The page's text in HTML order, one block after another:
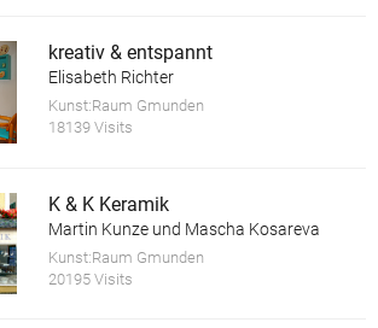
kreativ & entspannt
Elisabeth Richter
Kunst:Raum Gmunden
18139 Visits
K & K Keramik
Martin Kunze und Mascha Kosareva
Kunst:Raum Gmunden
20195 Visits